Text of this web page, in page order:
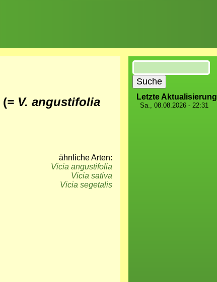
(= V. angustifolia
ähnliche Arten:
Vicia angustifolia
Vicia sativa
Vicia segetalis
Suche
Letzte Aktualisierung
Sa., 08.08.2026 - 22:31